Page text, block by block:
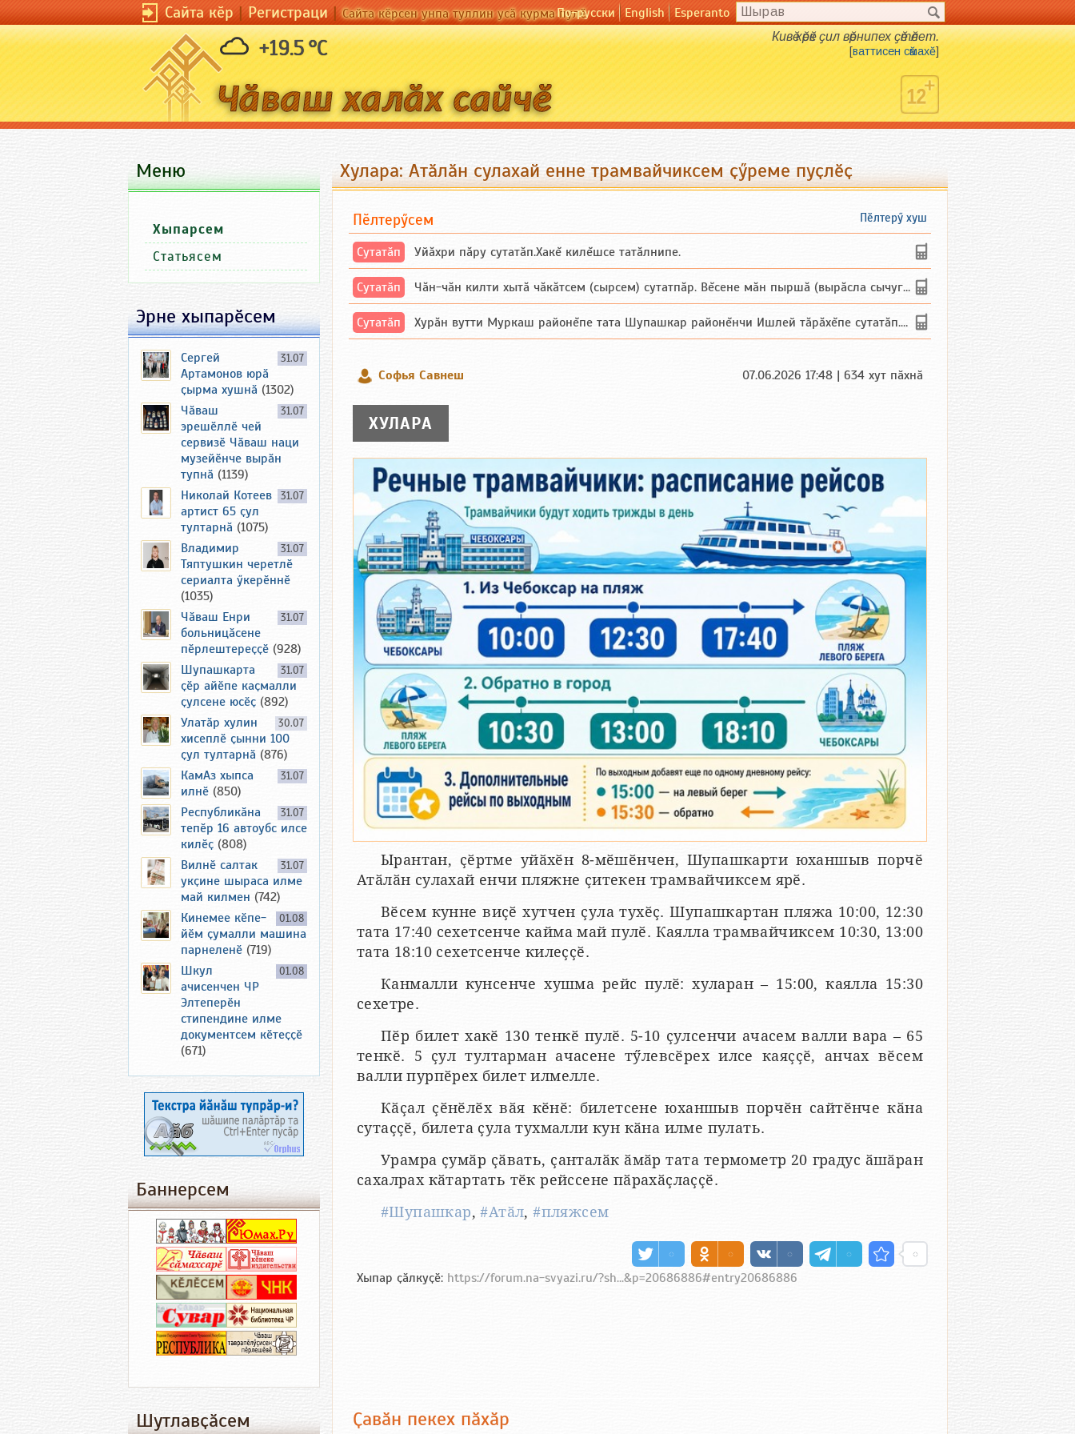
Сайта кӗр|Регистраци|Сайта кӗрсен унпа туллин усӑ курма пулӗПо-русски English Esperanto
+19.5 °C Кивӗ кӗрӗк ҫил вӗрнипех ҫӗтӗлет.
[ваттисен сӑмахӗ]
Хулара: Атӑлӑн сулахай енне трамвайчиксем ҫӳреме пуҫлӗҫ
Пӗлтерӳ хуш
Пӗлтерӳсем
Сутатӑп Уйăхри пăру сутатăп.Хакĕ килĕшсе татăлнипе.
Сутатӑп Чăн-чăн килти хытă чăкăтсем (сырсем) сутатпăр. Вĕсене мăн пыршă (вырăсла сычуг) ...
Сутатӑп Хурăн вутти Муркаш районĕпе тата Шупашкар районĕнчи Ишлей тăрăхĕпе сутатăп. Ха...
Софья Савнеш 07.06.2026 17:48 | 634 хут пӑхнӑ
ХУЛАРА
Ырантан, ҫӗртме уйӑхӗн 8-мӗшӗнчен, Шупашкарти юханшыв порчӗ
Атӑлӑн сулахай енчи пляжне ҫитекен трамвайчиксем ярӗ.
Вӗсем кунне виҫӗ хутчен ҫула тухӗҫ. Шупашкартан пляжа 10:00, 12:30
тата 17:40 сехетсенче кайма май пулӗ. Каялла трамвайчиксем 10:30, 13:00
тата 18:10 сехетсенче килеҫҫӗ.
Канмалли кунсенче хушма рейс пулӗ: хуларан – 15:00, каялла 15:30
сехетре.
Пӗр билет хакӗ 130 тенкӗ пулӗ. 5-10 ҫулсенчи ачасем валли вара – 65
тенкӗ. 5 ҫул тултарман ачасене тӳлевсӗрех илсе каяҫҫӗ, анчах вӗсем
валли пурпӗрех билет илмелле.
Кӑҫал ҫӗнӗлӗх вӑя кӗнӗ: билетсене юханшыв порчӗн сайтӗнче кӑна
сутаҫҫӗ, билета ҫула тухмалли кун кӑна илме пулать.
Урамра ҫумӑр ҫӑвать, ҫанталӑк ӑмӑр тата термометр 20 градус ӑшӑран
сахалрах кӑтартать тӗк рейссене пӑрахӑҫлаҫҫӗ.
#Шупашкар,#Атӑл,#пляжсем
Хыпар ҫӑлкуҫӗ: https://forum.na-svyazi.ru/?sh...&p=20686886#entry20686886
Ҫавӑн пекех пӑхӑр
Меню
Хыпарсем
Статьясем
Эрне хыпарӗсем
31.07
Сергей
Артамонов юрӑ
ҫырма хушнӑ (1302)
31.07
Чӑваш
эрешӗллӗ чей
сервизӗ Чӑваш наци
музейӗнче вырӑн
тупнӑ (1139)
31.07
Николай Котеев
артист 65 ҫул
тултарнӑ (1075)
31.07
Владимир
Тяптушкин черетлӗ
сериалта ӳкерӗннӗ
(1035)
31.07
Чӑваш Енри
больницӑсене
пӗрлештереҫҫӗ (928)
31.07
Шупашкарта
ҫӗр айӗпе каҫмалли
ҫулсене юсӗҫ (892)
30.07
Улатӑр хулин
хисеплӗ ҫынни 100
ҫул тултарнӑ (876)
31.07
КамАз хыпса
илнӗ (850)
31.07
Республикӑна
тепӗр 16 автоубс илсе
килӗҫ (808)
31.07
Вилнӗ салтак
укҫине шыраса илме
май килмен (742)
01.08
Кинемее кӗпе-
йӗм ҫумалли машина
парнеленӗ (719)
01.08
Шкул
ачисенчен ЧР
Элтеперӗн
стипендине илме
документсем кӗтеҫҫӗ
(671)
Баннерсем
Шутлавҫӑсем